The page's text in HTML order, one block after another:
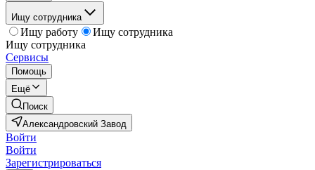
Ищу сотрудника
Ищу работу
Ищу сотрудника
Ищу сотрудника
Сервисы
Помощь
Ещё
Поиск
Александровский Завод
Войти
Войти
Зарегистрироваться